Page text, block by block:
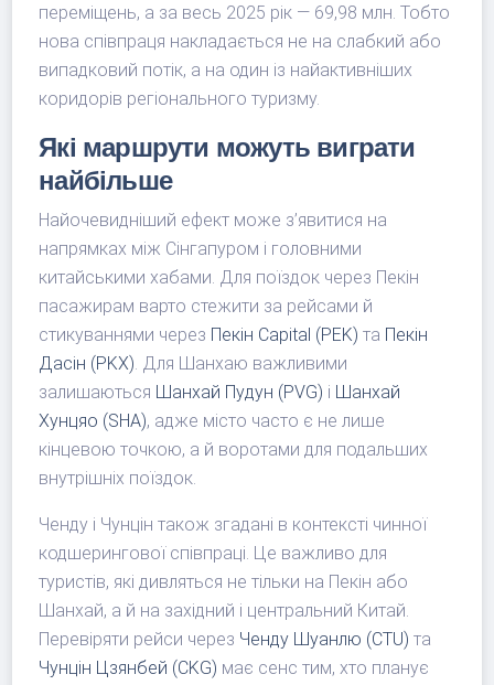
переміщень, а за весь 2025 рік — 69,98 млн. Тобто
нова співпраця накладається не на слабкий або
випадковий потік, а на один із найактивніших
коридорів регіонального туризму.
Які маршрути можуть виграти
найбільше
Найочевидніший ефект може з’явитися на
напрямках між Сінгапуром і головними
китайськими хабами. Для поїздок через Пекін
пасажирам варто стежити за рейсами й
стикуваннями через Пекін Capital (PEK) та Пекін
Дасін (PKX). Для Шанхаю важливими
залишаються Шанхай Пудун (PVG) і Шанхай
Хунцяо (SHA), адже місто часто є не лише
кінцевою точкою, а й воротами для подальших
внутрішніх поїздок.
Ченду і Чунцін також згадані в контексті чинної
кодшерингової співпраці. Це важливо для
туристів, які дивляться не тільки на Пекін або
Шанхай, а й на західний і центральний Китай.
Перевіряти рейси через Ченду Шуанлю (CTU) та
Чунцін Цзянбей (CKG) має сенс тим, хто планує